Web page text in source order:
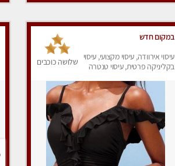
במקום חדש
עיסוי אירוודה, עיסוי מקצועי, עיסוי
בקליניקה פרטית, עיסוי טנטרה
שלושה כוכבים